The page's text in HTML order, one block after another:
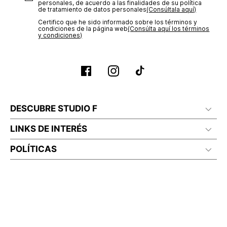
personales, de acuerdo a las finalidades de su política
de tratamiento de datos personales‎(Consúltala aquí)
Certifico que he sido informado sobre los términos y
condiciones de la página web‎(Consúlta aquí los términos
y condiciones)
DESCUBRE STUDIO F
LINKS DE INTERÉS
POLÍTICAS